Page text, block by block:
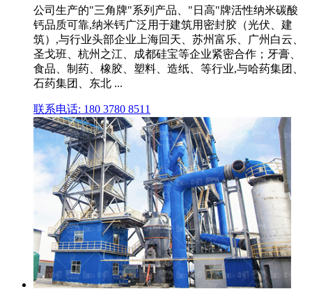
公司生产的"三角牌"系列产品、"日高"牌活性纳米碳酸
钙品质可靠,纳米钙广泛用于建筑用密封胶（光伏、建
筑）,与行业头部企业上海回天、苏州富乐、广州白云、
圣戈班、杭州之江、成都硅宝等企业紧密合作；牙膏、
食品、制药、橡胶、塑料、造纸、等行业,与哈药集团、
石药集团、东北 ...
联系电话: 180 3780 8511